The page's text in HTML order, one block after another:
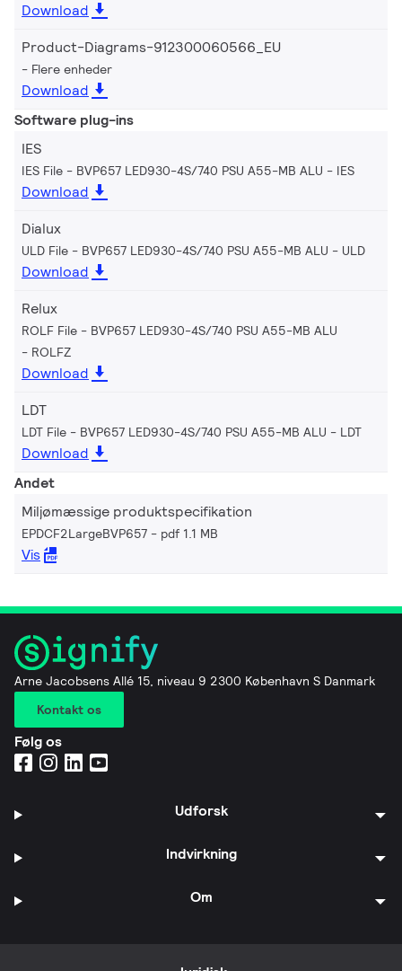
Download
Product-Diagrams-912300060566_EU
Flere enheder
Download
Software plug-ins
IES
IES File - BVP657 LED930-4S/740 PSU A55-MB ALU IES
Download
Dialux
ULD File - BVP657 LED930-4S/740 PSU A55-MB ALU ULD
Download
Relux
ROLF File - BVP657 LED930-4S/740 PSU A55-MB ALU
ROLFZ
Download
LDT
LDT File - BVP657 LED930-4S/740 PSU A55-MB ALU LDT
Download
Andet
Miljømæssige produktspecifikation
EPDCF2LargeBVP657 pdf 1.1 MB
Vis
Arne Jacobsens Allé 15, niveau 9 2300 København S Danmark
Kontakt os
Følg os
Udforsk
Indvirkning
Om